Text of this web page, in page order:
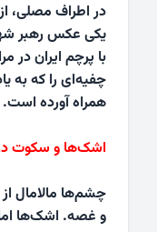
در اطراف مصلی،
یکی عکس رهبر
با پرچم ایران در
چفیه‌ای را که به
همراه آورده است.
اشک‌ها و سکوت
چشم‌ها مالامال
و غصه. اشک‌ها